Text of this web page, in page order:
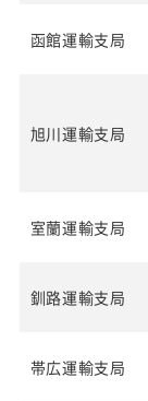
函館運輸支局
旭川運輸支局
室蘭運輸支局
釧路運輸支局
帯広運輸支局